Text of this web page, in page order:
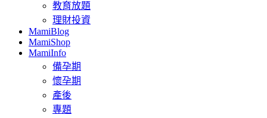
教育放題
理財投資
MamiBlog
MamiShop
MamiInfo
備孕期
懷孕期
產後
專題